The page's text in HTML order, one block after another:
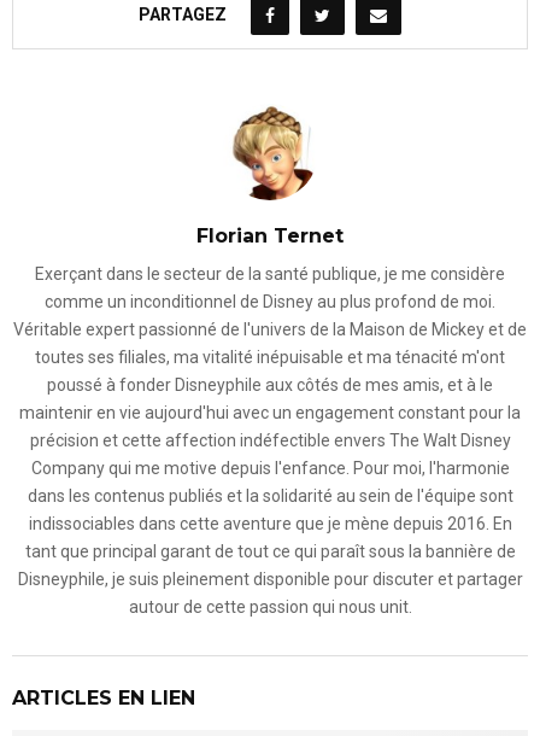
PARTAGEZ
Florian Ternet
Exerçant dans le secteur de la santé publique, je me considère
comme un inconditionnel de Disney au plus profond de moi.
Véritable expert passionné de l'univers de la Maison de Mickey et de
toutes ses filiales, ma vitalité inépuisable et ma ténacité m'ont
poussé à fonder Disneyphile aux côtés de mes amis, et à le
maintenir en vie aujourd'hui avec un engagement constant pour la
précision et cette affection indéfectible envers The Walt Disney
Company qui me motive depuis l'enfance. Pour moi, l'harmonie
dans les contenus publiés et la solidarité au sein de l'équipe sont
indissociables dans cette aventure que je mène depuis 2016. En
tant que principal garant de tout ce qui paraît sous la bannière de
Disneyphile, je suis pleinement disponible pour discuter et partager
autour de cette passion qui nous unit.
ARTICLES EN LIEN